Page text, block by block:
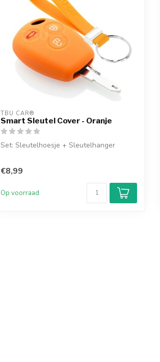
TBU CAR®
Smart Sleutel Cover - Oranje
Set: Sleutelhoesje + Sleutelhanger
€8,99
Op voorraad